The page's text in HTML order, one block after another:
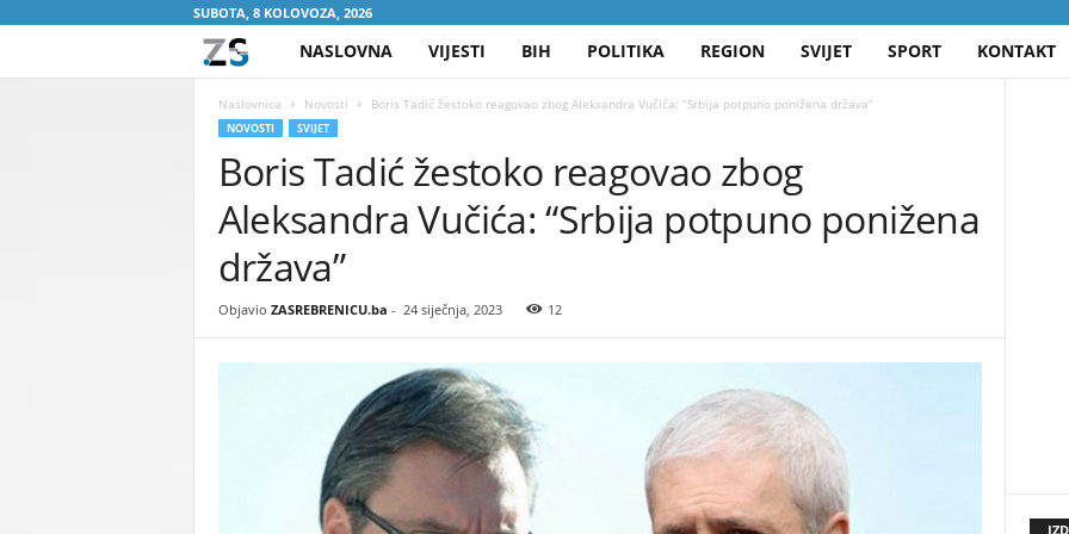
SUBOTA, 8 KOLOVOZA, 2026
A
S
E
B
R
NASLOVNA VIJESTI BIH POLITIKA REGION SVIJET SPORT KONTAKT
Naslovnica Novosti Boris Tadić žestoko reagovao zbog Aleksandra Vučića: “Srbija potpuno ponižena država”
NOVOSTI SVIJET
Boris Tadić žestoko reagovao zbog
Aleksandra Vučića: “Srbija potpuno ponižena
država”
Objavio ZASREBRENICU.ba - 24 siječnja, 2023 12